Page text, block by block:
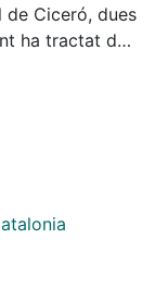
de Ciceró, dues
ha tractat de
com (i per
històric- ha
En
i
XVII: Esteve